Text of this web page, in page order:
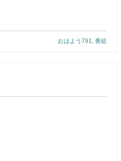
おはよう791, 番組